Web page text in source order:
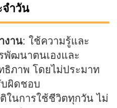
ำวัน
งาน: ใช้ความรู้และ
พัฒนาตนเองและ
ธิภาพ โดยไม่ประมาท
ผิดชอบ
ในการใช้ชีวิตทุกวัน ไม่